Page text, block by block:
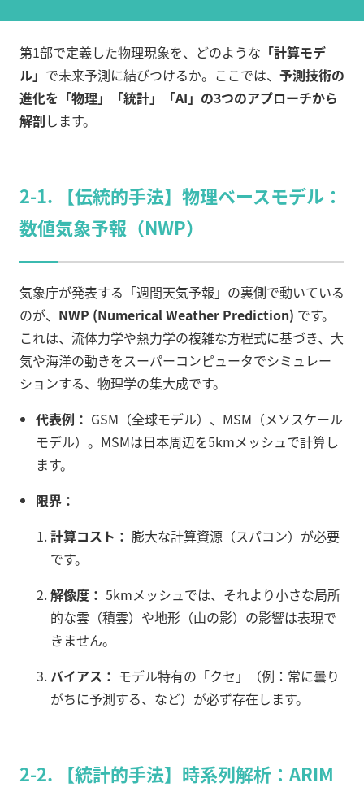
第1部で定義した物理現象を、どのような 「計算モデ
ル」 で未来予測に結びつけるか。ここでは、 予測技術の
進化を「物理」「統計」「AI」の3つのアプローチから
解剖します。
2-1. 【伝統的手法】物理ベースモデル：
数値気象予報（NWP）
気象庁が発表する「週間天気予報」の裏側で動いている
のが、 NWP (Numerical Weather Prediction) です。
これは、流体力学や熱力学の複雑な方程式に基づき、大
気や海洋の動きをスーパーコンピュータでシミュレー
ションする、物理学の集大成です。
代表例： GSM（全球モデル）、MSM（メソスケール
モデル）。MSMは日本周辺を5kmメッシュで計算し
ます。
限界：
計算コスト： 膨大な計算資源（スパコン）が必要
です。
解像度： 5kmメッシュでは、それより小さな局所
的な雲（積雲）や地形（山の影）の影響は表現で
きません。
バイアス： モデル特有の「クセ」（例：常に曇り
がちに予測する、など）が必ず存在します。
2-2. 【統計的手法】時系列解析：ARIM